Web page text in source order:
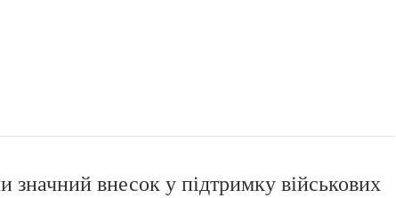
значний внесок у підтримку військових